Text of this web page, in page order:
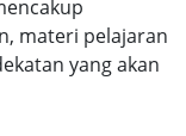
materi pelajaran
yang akan